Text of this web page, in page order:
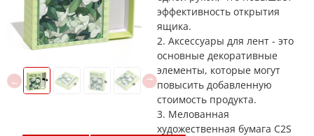
эффективность открытия
ящика.
2. Аксессуары для лент - это
основные декоративные
элементы, которые могут
повысить добавленную
стоимость продукта.
3. Мелованная
художественная бумага C2S